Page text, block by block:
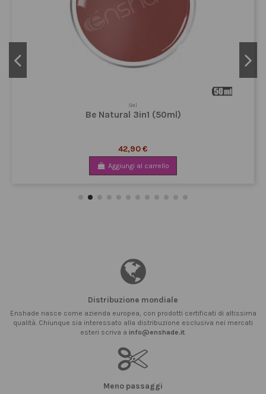
Gel
Be Natural 3in1 (50ml)
42,90 €
Aggiungi al carrello
Distribuzione mondiale
Enshade nasce come azienda europea, con prodotti certificati di altissima
qualità. Chiunque sia interessato alla distribuzione esclusiva nei mercati
esteri scriva a info@enshade.it.
Meno passaggi